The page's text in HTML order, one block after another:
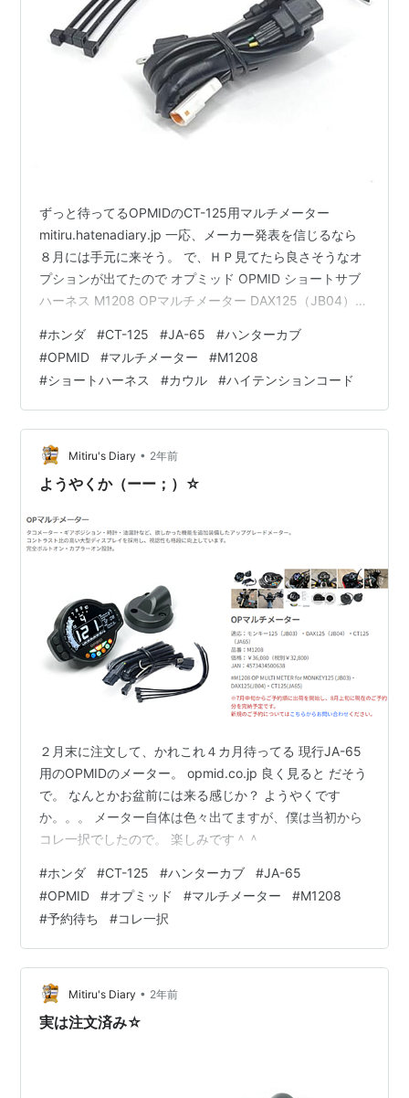
ずっと待ってるOPMIDのCT-125用マルチメーター
mitiru.hatenadiary.jp 一応、メーカー発表を信じるなら
８月には手元に来そう。 で、ＨＰ見てたら良さそうなオ
プションが出てたので オプミッド OPMID ショートサブ
ハーネス M1208 OPマルチメーター DAX125（JB04）・
売り切れる前に速攻購入。 付属ハーネスは多車種に対応
する為に余分なコネクターが付いてたり長かったりなの
で、カウルの中が狭いハンターには良いかなと。 メータ
ーの保護フィルムはもう買ってあるので オプミッド 保護
フィ…
#ホンダ #CT-125 #JA-65 #ハンターカブ
#OPMID #マルチメーター #M1208
#ショートハーネス #カウル #ハイテンションコード
Mitiru's Diary • 2年前
ようやくか（ーー；）☆
２月末に注文して、かれこれ４カ月待ってる 現行JA-65
用のOPMIDのメーター。 opmid.co.jp 良く見ると だそう
で。 なんとかお盆前には来る感じか？ ようやくです
か。。。 メーター自体は色々出てますが、僕は当初から
コレ一択でしたので。 楽しみです＾＾
#ホンダ #CT-125 #ハンターカブ #JA-65
#OPMID #オプミッド #マルチメーター #M1208
#予約待ち #コレ一択
Mitiru's Diary • 2年前
実は注文済み☆